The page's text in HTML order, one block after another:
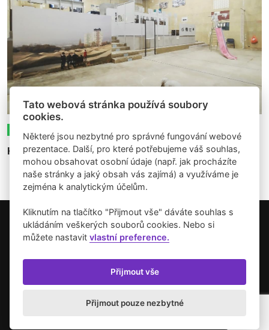
Klouzání po Sídlišti
Copyright © 2026 Umění pro město.
Vytvořilo studio Akcelero.cz
Zásady používání cookies
Tato webová stránka používá soubory
cookies.
Některé jsou nezbytné pro správné fungování webové
prezentace. Další, pro které potřebujeme váš souhlas,
mohou obsahovat osobní údaje (např. jak procházíte
naše stránky a jaký obsah vás zajímá) a využíváme je
zejména k analytickým účelům.
Kliknutím na tlačítko "Přijmout vše" dáváte souhlas s
ukládáním veškerých souborů cookies. Nebo si
můžete nastavitvlastní preference.
Přijmout vše
Přijmout pouze nezbytné